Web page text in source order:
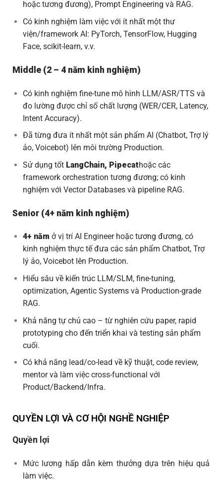
hoặc tương đương), Prompt Engineering và RAG.
Có kinh nghiệm làm việc với ít nhất một thư
viện/framework AI: PyTorch, TensorFlow, Hugging
Face, scikit-learn, v.v.
Middle (2 – 4 năm kinh nghiệm)
Có kinh nghiệm fine-tune mô hình LLM/ASR/TTS và
đo lường được chỉ số chất lượng (WER/CER, Latency,
Intent Accuracy).
Đã từng đưa ít nhất một sản phẩm AI (Chatbot, Trợ lý
ảo, Voicebot) lên môi trường Production.
Sử dụng tốt LangChain, Pipecathoặc các
framework orchestration tương đương; có kinh
nghiệm với Vector Databases và pipeline RAG.
Senior (4+ năm kinh nghiệm)
4+ năm ở vị trí AI Engineer hoặc tương đương, có
kinh nghiệm thực tế đưa các sản phẩm Chatbot, Trợ
lý ảo, Voicebot lên Production.
Hiểu sâu về kiến trúc LLM/SLM, fine-tuning,
optimization, Agentic Systems và Production-grade
RAG.
Khả năng tự chủ cao – từ nghiên cứu paper, rapid
prototyping cho đến triển khai và testing sản phẩm
cuối.
Có khả năng lead/co-lead về kỹ thuật, code review,
mentor và làm việc cross-functional với
Product/Backend/Infra.
QUYỀN LỢI VÀ CƠ HỘI NGHỀ NGHIỆP
Quyền lợi
Mức lương hấp dẫn kèm thưởng dựa trên hiệu quả
làm việc.